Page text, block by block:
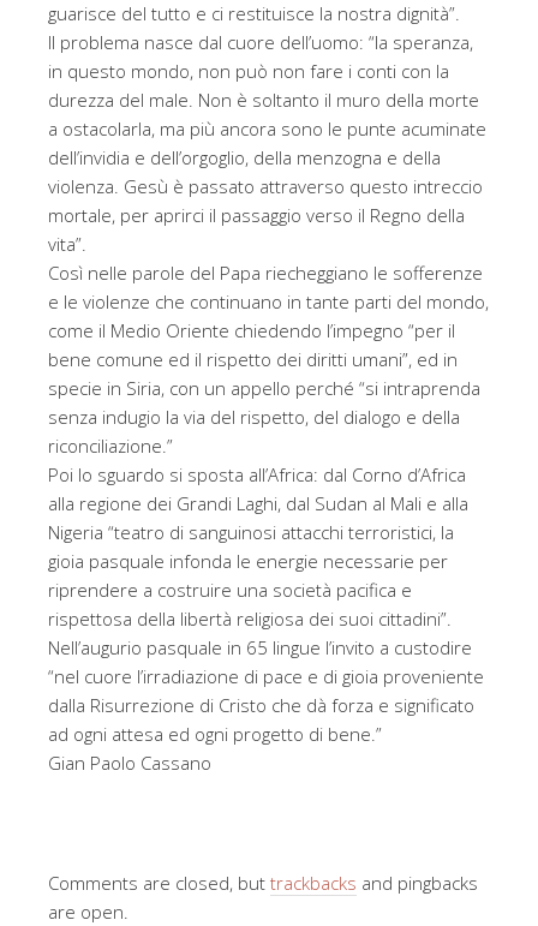
guarisce del tutto e ci restituisce la nostra dignità”.
Il problema nasce dal cuore dell’uomo: “la speranza,
in questo mondo, non può non fare i conti con la
durezza del male. Non è soltanto il muro della morte
a ostacolarla, ma più ancora sono le punte acuminate
dell’invidia e dell’orgoglio, della menzogna e della
violenza. Gesù è passato attraverso questo intreccio
mortale, per aprirci il passaggio verso il Regno della
vita”.
Così nelle parole del Papa riecheggiano le sofferenze
e le violenze che continuano in tante parti del mondo,
come il Medio Oriente chiedendo l’impegno “per il
bene comune ed il rispetto dei diritti umani”, ed in
specie in Siria, con un appello perché “si intraprenda
senza indugio la via del rispetto, del dialogo e della
riconciliazione.”
Poi lo sguardo si sposta all’Africa: dal Corno d’Africa
alla regione dei Grandi Laghi, dal Sudan al Mali e alla
Nigeria “teatro di sanguinosi attacchi terroristici, la
gioia pasquale infonda le energie necessarie per
riprendere a costruire una società pacifica e
rispettosa della libertà religiosa dei suoi cittadini”.
Nell’augurio pasquale in 65 lingue l’invito a custodire
“nel cuore l’irradiazione di pace e di gioia proveniente
dalla Risurrezione di Cristo che dà forza e significato
ad ogni attesa ed ogni progetto di bene.”
Gian Paolo Cassano
Comments are closed, but trackbacks and pingbacks
are open.